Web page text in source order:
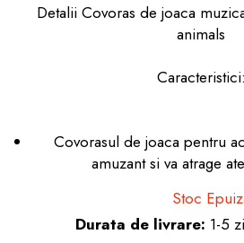
dopuri de urechi
Detalii Covoras de joaca
animals
Caracteristici:
Covorasul de joaca pentru
amuzant si va atrage
Stoc
Durata de livrare: 1-5